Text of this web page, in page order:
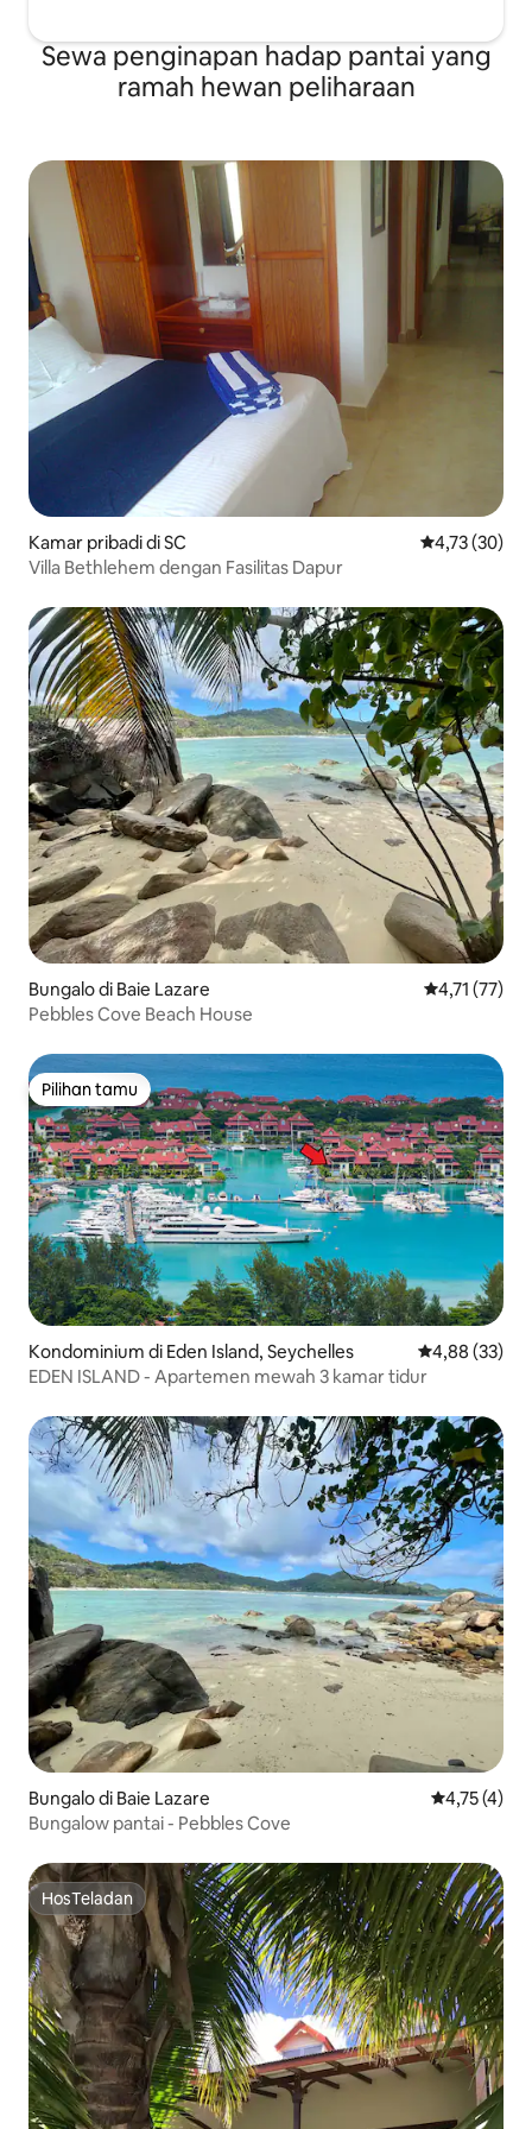
Sewa penginapan hadap pantai yang
ramah hewan peliharaan
Kamar pribadi di SC Nilai rata-rata
4,73 (30)
Villa Bethlehem dengan Fasilitas Dapur
Bungalo di Baie Lazare Nilai rata-
4,71 (77)
Pebbles Cove Beach House
Pilihan tamu
Pilihan tamu
Kondominium di Eden Island, Seychelles Nilai rata-rata
4,88 (33)
EDEN ISLAND - Apartemen mewah 3 kamar tidur
Bungalo di Baie Lazare Nilai rata-
4,75 (4)
Bungalow pantai - Pebbles Cove
HosTeladan
HosTeladan